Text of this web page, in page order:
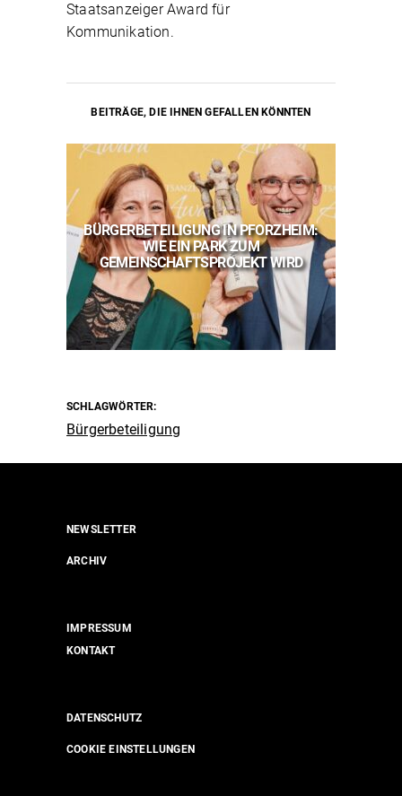
Staatsanzeiger Award für
Kommunikation.
BEITRÄGE, DIE IHNEN GEFALLEN KÖNNTEN
BÜRGERBETEILIGUNG IN PFORZHEIM:
WIE EIN PARK ZUM
GEMEINSCHAFTSPROJEKT WIRD
SCHLAGWÖRTER:
Bürgerbeteiligung
NEWSLETTER
ARCHIV
IMPRESSUM
KONTAKT
DATENSCHUTZ
COOKIE EINSTELLUNGEN